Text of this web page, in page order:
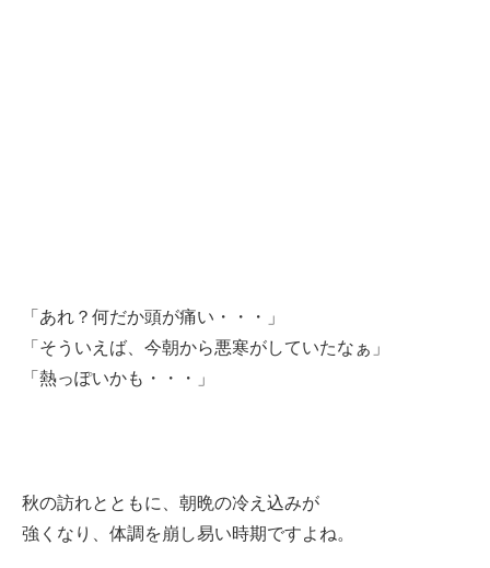
「あれ？何だか頭が痛い・・・」
「そういえば、今朝から悪寒がしていたなぁ」
「熱っぽいかも・・・」
秋の訪れとともに、朝晩の冷え込みが
強くなり、体調を崩し易い時期ですよね。